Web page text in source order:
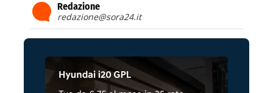
Redazione
redazione@sora24.it